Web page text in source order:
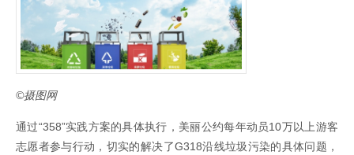
©摄图网
通过“358”实践方案的具体执行，美丽公约每年动员10万以上游客
志愿者参与行动，切实的解决了G318沿线垃圾污染的具体问题，